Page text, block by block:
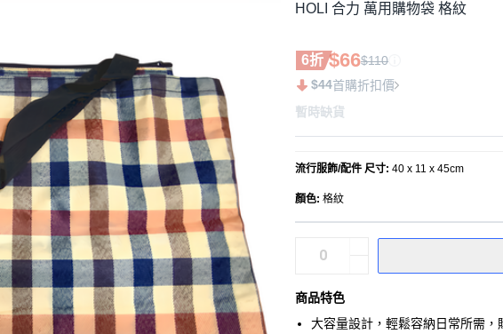
HOLI 合力 萬用購物袋 格紋
6折 $66$110
$44首購折扣價
暫時缺貨
流行服飾/配件 尺寸: 40 x 11 x 45cm
顏色: 格紋
商品特色
大容量設計，輕鬆容納日常所需